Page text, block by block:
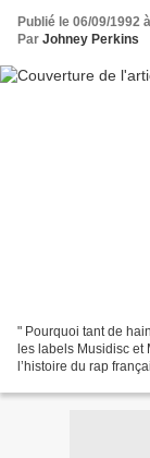
Publié le 06/09/1992
Par Johney Perkins
" Pourquoi tant de
les labels Musidisc et
l’histoire du rap